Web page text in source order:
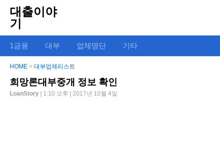
대출이야
기
1금융 대부 업체명단 기타
HOME > 대부업체리스트
희망론대부중개 정보 확인
LoanStory | 1:10 오후 | 2017년 10월 4일